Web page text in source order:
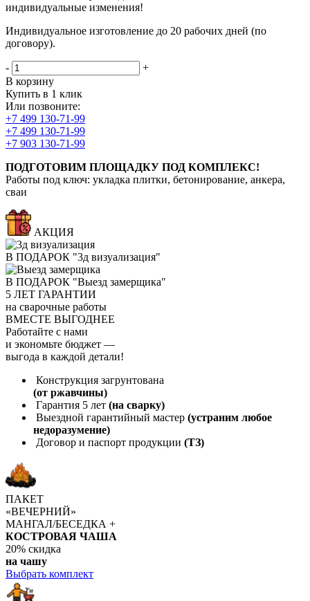
индивидуальные изменения!
Индивидуальное изготовление до 20 рабочих дней (по
договору).
-
+
В корзину
Купить в 1 клик
Или позвоните:
+7 499 130-71-99
+7 499 130-71-99
+7 903 130-71-99
ПОДГОТОВИМ ПЛОЩАДКУ ПОД КОМПЛЕКС!
Работы под ключ: укладка плитки, бетонирование, анкера,
сваи
АКЦИЯ
В ПОДАРОК "3д визуализация"
В ПОДАРОК "Выезд замерщика"
5 ЛЕТ ГАРАНТИИ
на сварочные работы
ВМЕСТЕ ВЫГОДНЕЕ
Работайте с нами
и экономьте бюджет —
выгода в каждой детали!
Конструкция загрунтована
(от ржавчины)
Гарантия 5 лет (на сварку)
Выездной гарантийный мастер (устраним любое
недоразумение)
Договор и паспорт продукции (ТЗ)
ПАКЕТ
«ВЕЧЕРНИЙ»
МАНГАЛ/БЕСЕДКА +
КОСТРОВАЯ ЧАША
20% скидка
на чашу
Выбрать комплект